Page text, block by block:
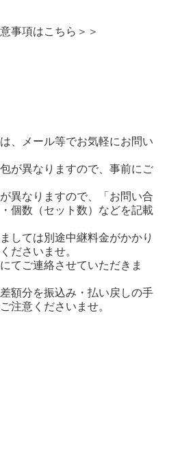
事項はこちら＞＞
、メール等でお気軽にお問い
が異なりますので、事前にご
異なりますので、「お問い合
個数（セット数）などを記載
しては別途中継料金がかかり
ださいませ。
てご連絡させていただきま
額分を振込み・払い戻しの手
注意くださいませ。